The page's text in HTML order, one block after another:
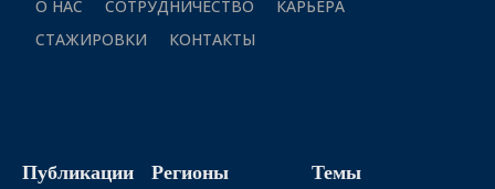
О НАС СОТРУДНИЧЕСТВО
КАРЬЕРА
СТАЖИРОВКИ
КОНТАКТЫ
Публикации Регионы Темы